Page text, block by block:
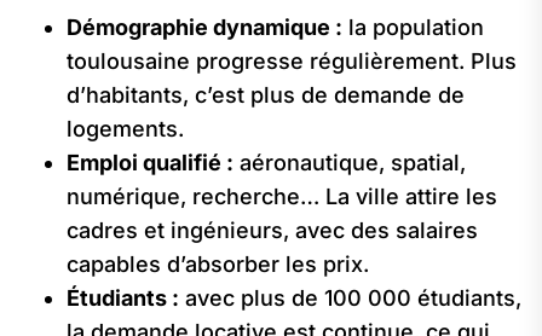
Démographie dynamique : la population
toulousaine progresse régulièrement. Plus
d’habitants, c’est plus de demande de
logements.
Emploi qualifié : aéronautique, spatial,
numérique, recherche… La ville attire les
cadres et ingénieurs, avec des salaires
capables d’absorber les prix.
Étudiants : avec plus de 100 000 étudiants,